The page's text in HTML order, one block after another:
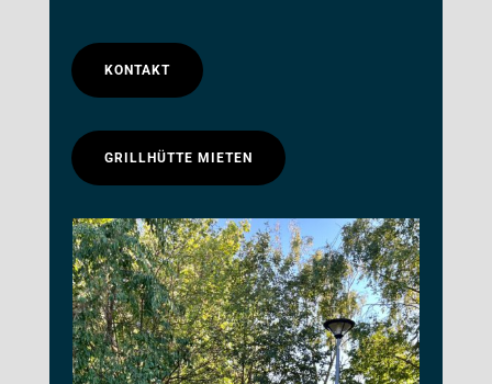
KONTAKT
GRILLHÜTTE MIETEN